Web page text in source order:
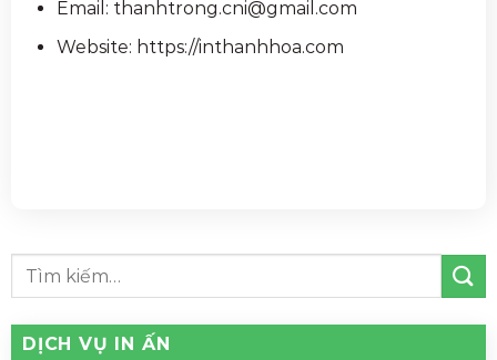
Email: thanhtrong.cni@gmail.com
Website: https://inthanhhoa.com
DỊCH VỤ IN ẤN